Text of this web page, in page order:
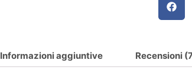
Informazioni aggiuntive Recensioni